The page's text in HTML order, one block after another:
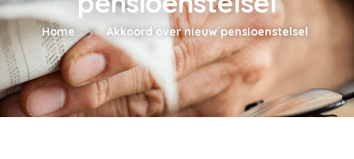
Home Akkoord over nieuw pensioenstelsel